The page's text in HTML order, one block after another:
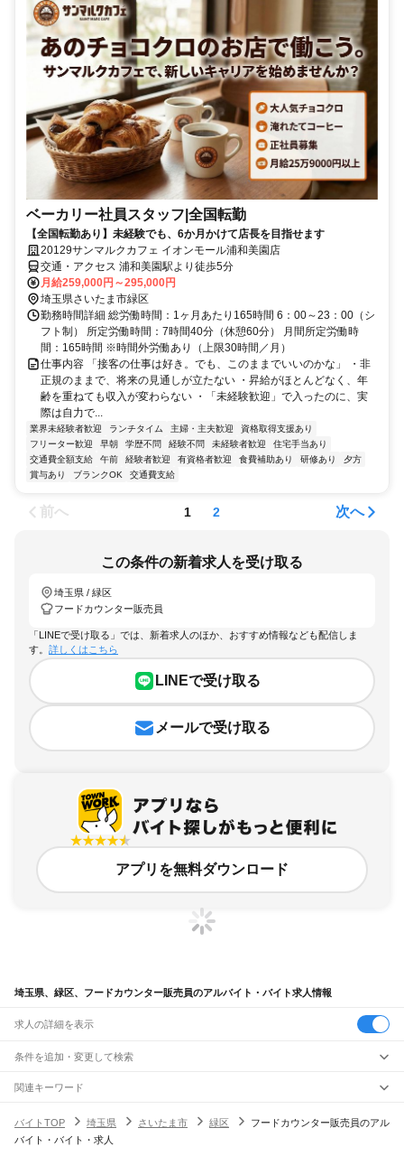
ベーカリー社員スタッフ|全国転勤
【全国転勤あり】未経験でも、6か月かけて店長を目指せます
20129サンマルクカフェ イオンモール浦和美園店
交通・アクセス 浦和美園駅より徒歩5分
月給259,000円～295,000円
埼玉県さいたま市緑区
勤務時間詳細 総労働時間：1ヶ月あたり165時間 6：00～23：00（シ
フト制） 所定労働時間：7時間40分（休憩60分） 月間所定労働時
間：165時間 ※時間外労働あり（上限30時間／月）
仕事内容 「接客の仕事は好き。でも、このままでいいのかな」 ・非
正規のままで、将来の見通しが立たない ・昇給がほとんどなく、年
齢を重ねても収入が変わらない ・「未経験歓迎」で入ったのに、実
際は自力で...
業界未経験者歓迎 ランチタイム 主婦・主夫歓迎
資格取得支援あり
フリーター歓迎
早朝 学歴不問 経験不問 未経験者歓迎
住宅手当あり
交通費全額支給
午前 経験者歓迎 有資格者歓迎 食費補助あり 研修あり
夕方
賞与あり
ブランクOK 交通費支給
前へ 1 2 次へ
この条件の新着求人を受け取る
埼玉県 / 緑区
フードカウンター販売員
「LINEで受け取る」では、新着求人のほか、おすすめ情報なども配信しま
す。 詳しくはこちら
LINEで受け取る
メールで受け取る
アプリを無料ダウンロード
埼玉県、緑区、フードカウンター販売員のアルバイト・バイト求人情報
求人の詳細を表示
条件を追加・変更して検索
市区町村を追加・変更
埼玉県すべて
さいたま市 すべて
駅を追加・変更
職種を追加・変更
関連キーワード
埼玉県 飲食・フードサービス フードカウンター販売員 イベントスタッフ
埼玉県 飲食・フードサービス フードカウンター販売員 派遣社員 スーパー
バイトTOP 埼玉県 さいたま市 緑区
フードカウンター販売員のアル
バイト・バイト・求人